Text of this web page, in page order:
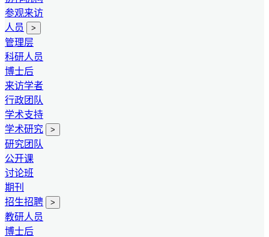
参观来访
人员
>
管理层
科研人员
博士后
来访学者
行政团队
学术支持
学术研究
>
研究团队
公开课
讨论班
期刊
招生招聘
>
教研人员
博士后